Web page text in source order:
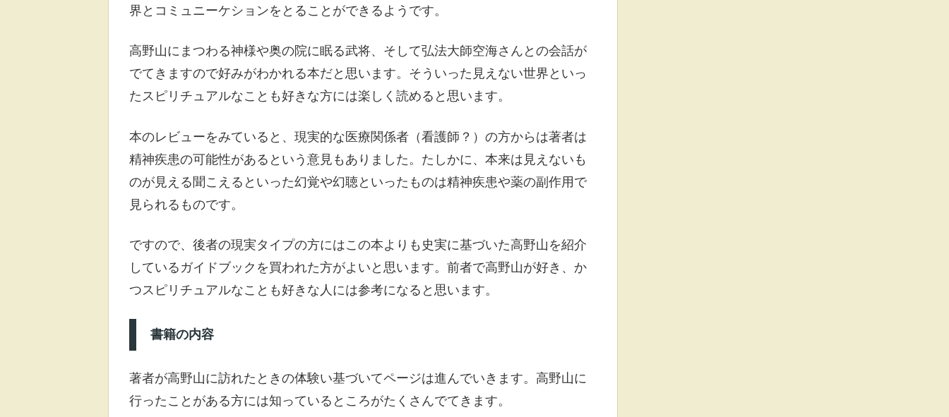
界とコミュニーケションをとることができるようです。
高野山にまつわる神様や奥の院に眠る武将、そして弘法大師空海さんとの会話が
でてきますので好みがわかれる本だと思います。そういった見えない世界といっ
たスピリチュアルなことも好きな方には楽しく読めると思います。
本のレビューをみていると、現実的な医療関係者（看護師？）の方からは著者は
精神疾患の可能性があるという意見もありました。たしかに、本来は見えないも
のが見える聞こえるといった幻覚や幻聴といったものは精神疾患や薬の副作用で
見られるものです。
ですので、後者の現実タイプの方にはこの本よりも史実に基づいた高野山を紹介
しているガイドブックを買われた方がよいと思います。前者で高野山が好き、か
つスピリチュアルなことも好きな人には参考になると思います。
書籍の内容
著者が高野山に訪れたときの体験い基づいてページは進んでいきます。高野山に
行ったことがある方には知っているところがたくさんでてきます。